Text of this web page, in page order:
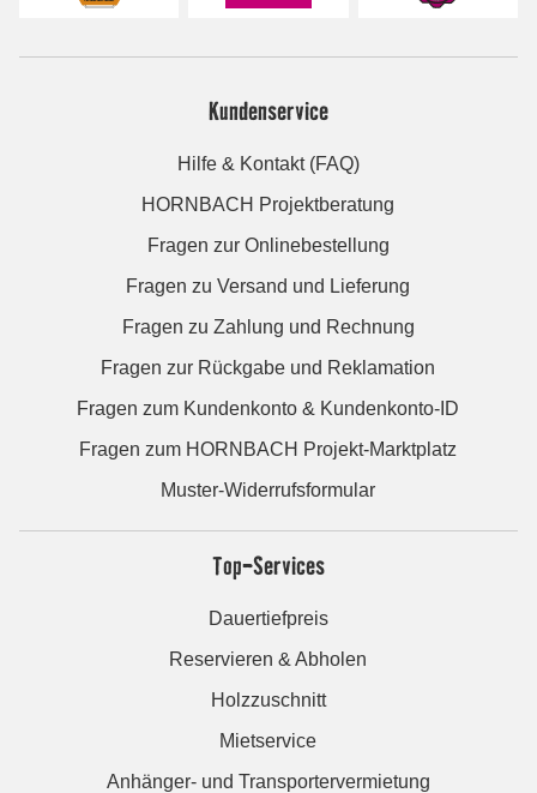
Kundenservice
Hilfe & Kontakt (FAQ)
HORNBACH Projektberatung
Fragen zur Onlinebestellung
Fragen zu Versand und Lieferung
Fragen zu Zahlung und Rechnung
Fragen zur Rückgabe und Reklamation
Fragen zum Kundenkonto & Kundenkonto-ID
Fragen zum HORNBACH Projekt-Marktplatz
Muster-Widerrufsformular
Top-Services
Dauertiefpreis
Reservieren & Abholen
Holzzuschnitt
Mietservice
Anhänger- und Transportervermietung